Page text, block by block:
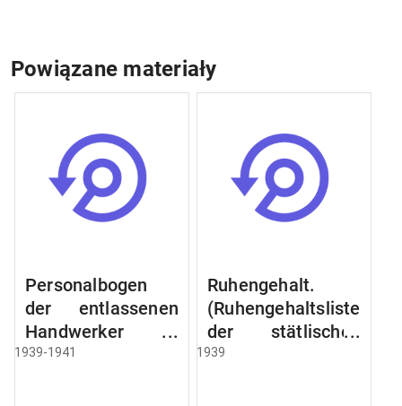
Powiązane materiały
Personalbogen
der entlassenen
Handwerker u.
Arbeiter des
1939-1941
Ruhengehalt.
(Ruhengehaltsliste
der stätlischen
Beamten u.
1939